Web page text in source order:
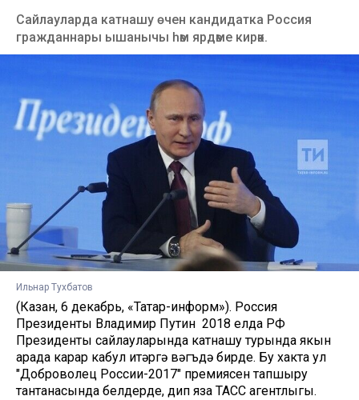
Сайлауларда катнашу өчен кандидатка Россия
гражданнары ышанычы һәм ярдәме кирәк.
Ильнар Тухбатов
(Казан, 6 декабрь, «Татар-информ»). Россия
Президенты Владимир Путин 2018 елда РФ
Президенты сайлауларында катнашу турында якын
арада карар кабул итәргә вәгъдә бирде. Бу хакта ул
"Доброволец России-2017" премиясен тапшыру
тантанасында белдерде, дип яза ТАСС агентлыгы.